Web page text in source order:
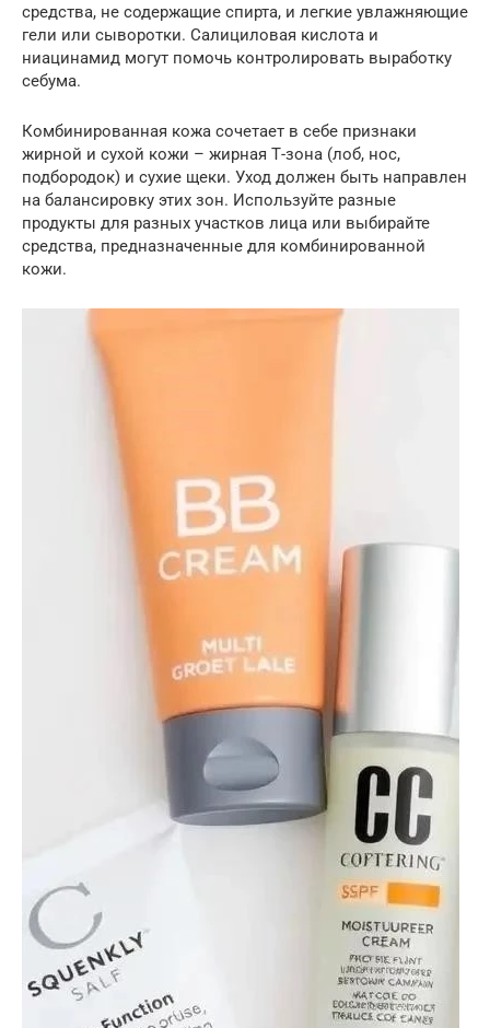
средства, не содержащие спирта, и легкие увлажняющие
гели или сыворотки. Салициловая кислота и
ниацинамид могут помочь контролировать выработку
себума.
Комбинированная кожа сочетает в себе признаки
жирной и сухой кожи – жирная Т-зона (лоб, нос,
подбородок) и сухие щеки. Уход должен быть направлен
на балансировку этих зон. Используйте разные
продукты для разных участков лица или выбирайте
средства, предназначенные для комбинированной
кожи.